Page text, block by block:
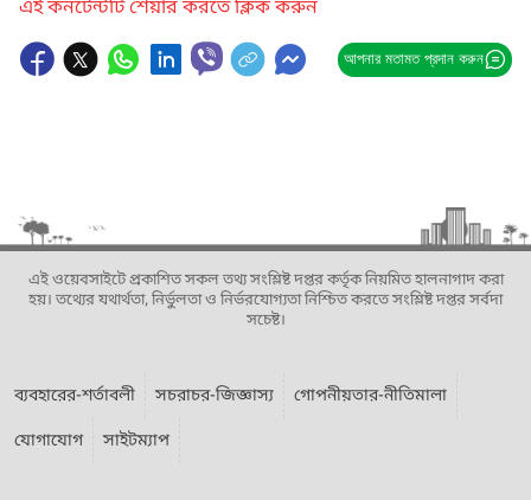
এই কনটেন্টটি শেয়ার করতে ক্লিক করুন
আপনার মতামত প্রদান করুন
এই ওয়েবসাইটে প্রকাশিত সকল তথ্য সংশ্লিষ্ট দপ্তর কর্তৃক নিয়মিত হালনাগাদ করা
হয়। তথ্যের যথার্থতা, নির্ভুলতা ও নির্ভরযোগ্যতা নিশ্চিত করতে সংশ্লিষ্ট দপ্তর সর্বদা
সচেষ্ট।
ব্যবহারের-শর্তাবলী সচরাচর-জিজ্ঞাস্য
গোপনীয়তার-নীতিমালা
যোগাযোগ
সাইটম্যাপ